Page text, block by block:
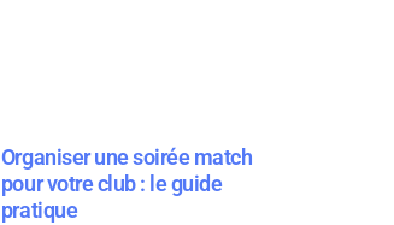
Organiser une soirée match
pour votre club : le guide
pratique